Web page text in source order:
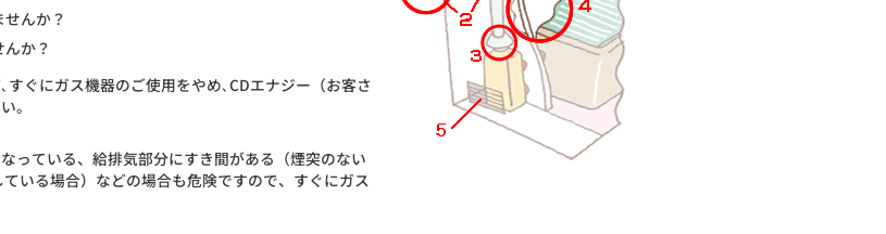
んか？
か？
ぐにガス機器のご使用をやめ､CDエナジー（お客さ
。
っている、給排気部分にすき間がある（煙突のない
いる場合）などの場合も危険ですので、すぐにガス